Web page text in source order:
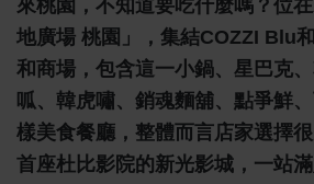
來桃園，不知道要吃什麼嗎？位
地廣場 桃園」，集結COZZI Blu
和商場，包含這一小鍋、星巴克
呱、韓虎嘯、銷魂麵舖、點爭鮮
樣美食餐廳，整體而言店家選擇
首座杜比影院的新光影城，一站滿